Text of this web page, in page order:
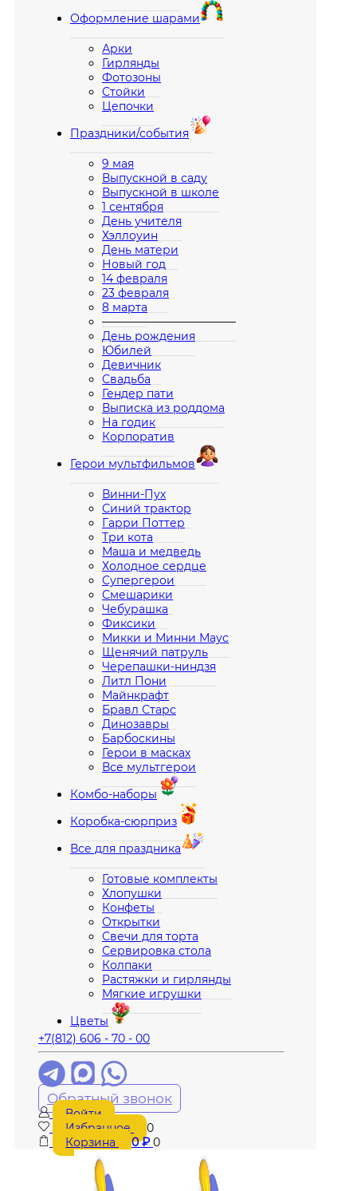
Оформление шарами
Арки
Гирлянды
Фотозоны
Стойки
Цепочки
Праздники/события
9 мая
Выпускной в саду
Выпускной в школе
1 сентября
День учителя
Хэллоуин
День матери
Новый год
14 февраля
23 февраля
8 марта
————————————
День рождения
Юбилей
Девичник
Свадьба
Гендер пати
Выписка из роддома
На годик
Корпоратив
Герои мультфильмов
Винни-Пух
Синий трактор
Гарри Поттер
Три кота
Маша и медведь
Холодное сердце
Супергерои
Смешарики
Чебурашка
Фиксики
Микки и Минни Маус
Щенячий патруль
Черепашки-ниндзя
Литл Пони
Майнкрафт
Бравл Старс
Динозавры
Барбоскины
Герои в масках
Все мультгерои
Комбо-наборы
Коробка-сюрприз
Все для праздника
Готовые комплекты
Хлопушки
Конфеты
Открытки
Свечи для торта
Сервировка стола
Колпаки
Растяжки и гирлянды
Мягкие игрушки
Цветы
+7(812) 606 - 70 - 00
Обратный звонок
Войти
Избранное
0
Корзина
0₽ 0